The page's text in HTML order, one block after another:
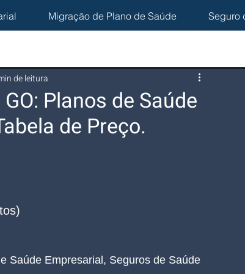
Migração de Plano de Saúde Seguro
Planos de Saúde
de Preço.
de leitura
Saúde Empresarial, Seguros de Saúde